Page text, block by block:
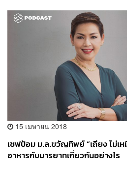
15 เมษายน 2018
เชฟป้อม ม.ล.ขวัญทิพย์ “เถียง ไม่เ
อาหารกับมารยาทเกี่ยวกันอย่างไร